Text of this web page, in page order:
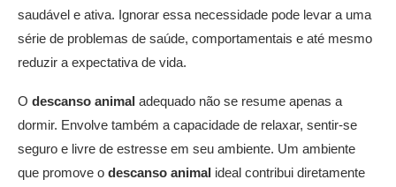
saudável e ativa. Ignorar essa necessidade pode levar a uma
série de problemas de saúde, comportamentais e até mesmo
reduzir a expectativa de vida.
O descanso animal adequado não se resume apenas a
dormir. Envolve também a capacidade de relaxar, sentir-se
seguro e livre de estresse em seu ambiente. Um ambiente
que promove o descanso animal ideal contribui diretamente